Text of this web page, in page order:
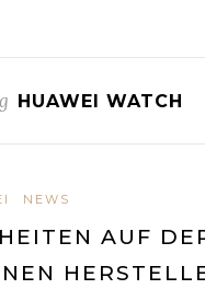
HUAWEI WATCH
NEWS
AUF